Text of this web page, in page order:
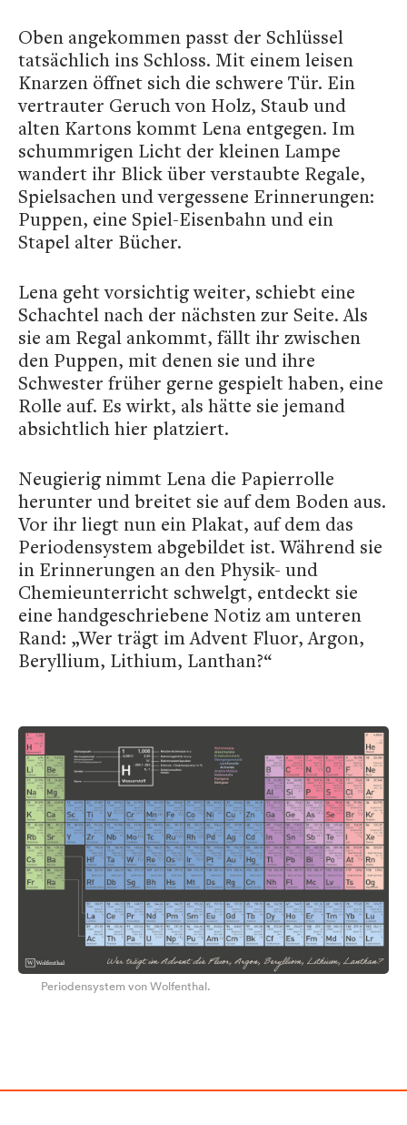
Oben angekommen passt der Schlüssel
tatsächlich ins Schloss. Mit einem leisen
Knarzen öffnet sich die schwere Tür. Ein
vertrauter Geruch von Holz, Staub und
alten Kartons kommt Lena entgegen. Im
schummrigen Licht der kleinen Lampe
wandert ihr Blick über verstaubte Regale,
Spielsachen und vergessene Erinnerungen:
Puppen, eine Spiel-Eisenbahn und ein
Stapel alter Bücher.
Lena geht vorsichtig weiter, schiebt eine
Schachtel nach der nächsten zur Seite. Als
sie am Regal ankommt, fällt ihr zwischen
den Puppen, mit denen sie und ihre
Schwester früher gerne gespielt haben, eine
Rolle auf. Es wirkt, als hätte sie jemand
absichtlich hier platziert.
Neugierig nimmt Lena die Papierrolle
herunter und breitet sie auf dem Boden aus.
Vor ihr liegt nun ein Plakat, auf dem das
Periodensystem abgebildet ist. Während sie
in Erinnerungen an den Physik- und
Chemieunterricht schwelgt, entdeckt sie
eine handgeschriebene Notiz am unteren
Rand: „Wer trägt im Advent Fluor, Argon,
Beryllium, Lithium, Lanthan?“
Periodensystem von Wolfenthal.